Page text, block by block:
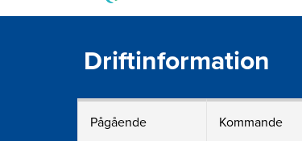
Driftinformation
Pågående Kommande